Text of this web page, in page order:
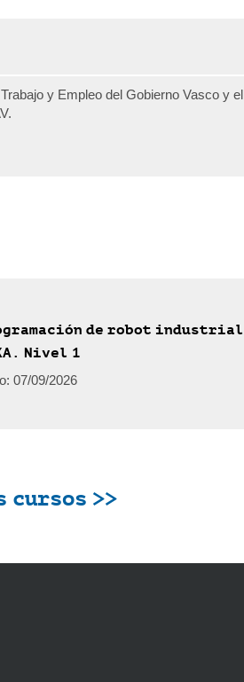
y Empleo del Gobierno Vasco y el
de robot industrial
Nivel 1
07/09/2026
cursos >>